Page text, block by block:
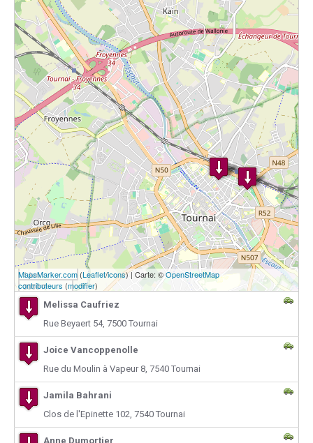
1 km
3000 ft
MapsMarker.com (Leaflet/icons) | Carte: ©OpenStreetMap
contributeurs (modifier)
Melissa Caufriez
Rue Beyaert 54, 7500 Tournai
Joice Vancoppenolle
Rue du Moulin à Vapeur 8, 7540 Tournai
Jamila Bahrani
Clos de l'Epinette 102, 7540 Tournai
Anne Dumortier